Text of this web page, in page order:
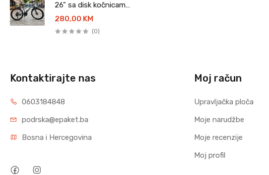
26" sa disk kočnicama
- GEMMA
280,00 KM
(0)
Kontaktirajte nas
0603184848
podrska@epaket.ba
Bosna i Hercegovina
Moj račun
Upravljačka ploča
Moje narudžbe
Moje recenzije
Moj profil